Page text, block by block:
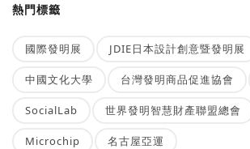
熱門標籤
國際發明展 JDIE日本設計創意暨發明展
中國文化大學 台灣發明商品促進協會
SocialLab 世界發明智慧財產聯盟總會
Microchip 名古屋亞運